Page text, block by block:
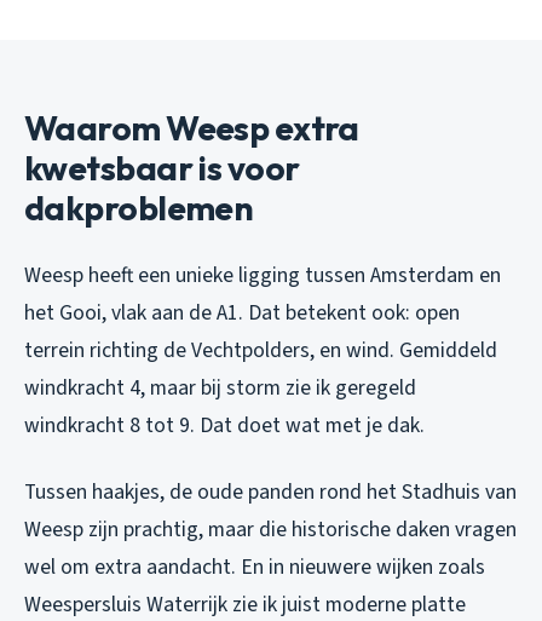
Waarom Weesp extra
kwetsbaar is voor
dakproblemen
Weesp heeft een unieke ligging tussen Amsterdam en
het Gooi, vlak aan de A1. Dat betekent ook: open
terrein richting de Vechtpolders, en wind. Gemiddeld
windkracht 4, maar bij storm zie ik geregeld
windkracht 8 tot 9. Dat doet wat met je dak.
Tussen haakjes, de oude panden rond het Stadhuis van
Weesp zijn prachtig, maar die historische daken vragen
wel om extra aandacht. En in nieuwere wijken zoals
Weespersluis Waterrijk zie ik juist moderne platte